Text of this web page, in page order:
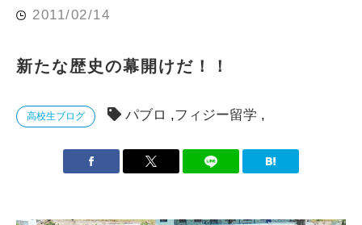
2011/02/14
新たな歴史の幕開けだ！！
高校生ブログ パブロ フィジー留学